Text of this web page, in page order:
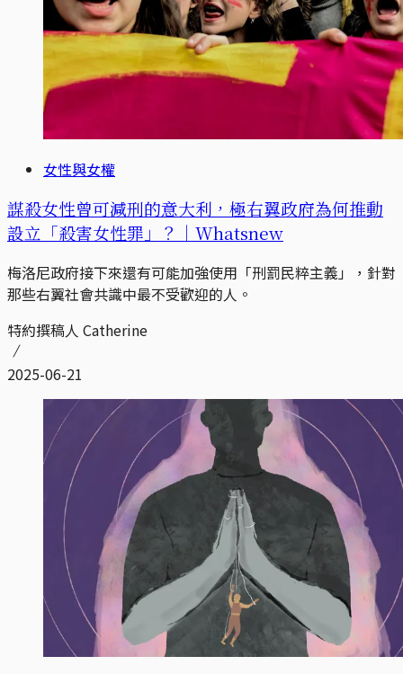
女性與女權
謀殺女性曾可減刑的意大利，極右翼政府為何推動
設立「殺害女性罪」？｜Whatsnew
梅洛尼政府接下來還有可能加強使用「刑罰民粹主義」，針對
那些右翼社會共識中最不受歡迎的人。
特約撰稿人 Catherine
2025-06-21